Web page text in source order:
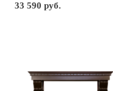
33 590 руб.